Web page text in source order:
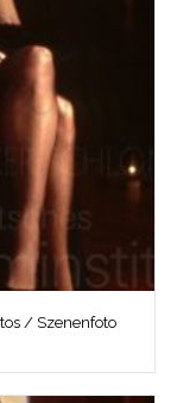
/ Szenenfoto